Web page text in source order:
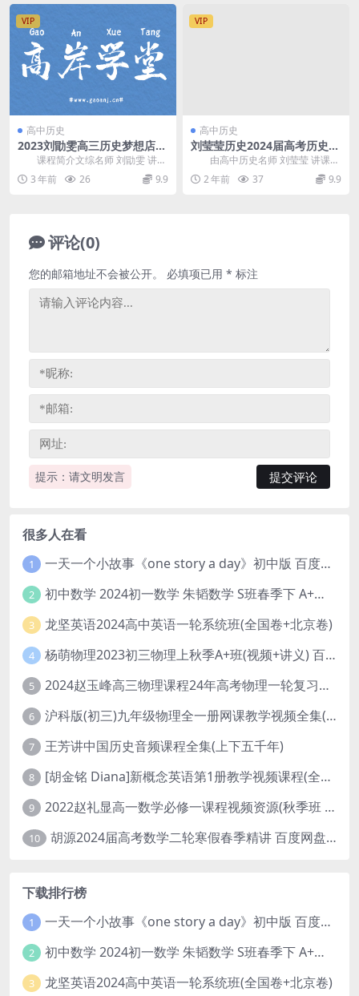
VIP
高中历史
2023刘勖雯高三历史梦想店铺
课程资源(热点押题)百度网盘
课程简介文综名师 刘勖雯 讲
课，2023届高考历史首届梦想典当
铺，碎片化时间...
3 年前 26 9.9
VIP
高中历史
刘莹莹历史2024届高考历史二
三轮寒春尖端班(A+) 百度网盘
分享
由高中历史名师 刘莹莹 讲课，
9讲高中历史辅导经验。刘莹莹历史
2024届高考...
2 年前 37 9.9
评论(0)
提示：请文明发言
您的邮箱地址不会被公开。 必填项已用 * 标注
很多人在看
1 一天一个小故事《one story a day》初中版 百度网盘分享下载
2 初中数学 2024初一数学 朱韬数学 S班春季下 A+班春季下 百度云网盘
3 龙坚英语2024高中英语一轮系统班(全国卷+北京卷)
4 杨萌物理2023初三物理上秋季A+班(视频+讲义) 百度网盘分享
5 2024赵玉峰高三物理课程24年高考物理一轮复习网课教程
6 沪科版(初三)九年级物理全一册网课教学视频全集(录播版 杜春雨 66讲)
7 王芳讲中国历史音频课程全集(上下五千年)
8 [胡金铭 Diana]新概念英语第1册教学视频课程(全集 百度网盘下载)
9 2022赵礼显高一数学必修一课程视频资源(秋季班 含讲义)百度网盘云
10 胡源2024届高考数学二轮寒假春季精讲 百度网盘分享
下载排行榜
1 一天一个小故事《one story a day》初中版 百度网盘分享下载
2 初中数学 2024初一数学 朱韬数学 S班春季下 A+班春季下 百度云网盘
3 龙坚英语2024高中英语一轮系统班(全国卷+北京卷)